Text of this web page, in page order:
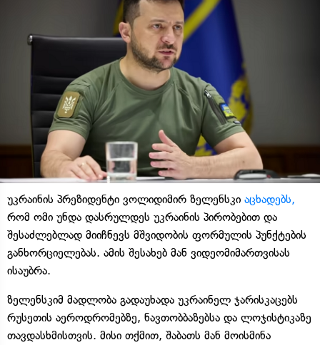
უკრაინის პრეზიდენტი ვოლიდიმირ ზელენსკი აცხადებს,
რომ ომი უნდა დასრულდეს უკრაინის პირობებით და
შესაძლებლად მიიჩნევს მშვიდობის ფორმულის პუნქტების
განხორციელებას. ამის შესახებ მან ვიდეომიმართვისას
ისაუბრა.
ზელენსკიმ მადლობა გადაუხადა უკრაინელ ჯარისკაცებს
რუსეთის აეროდრომებზე, ნავთობბაზებსა და ლოჯისტიკაზე
თავდასხმისთვის. მისი თქმით, შაბათს მან მოისმინა